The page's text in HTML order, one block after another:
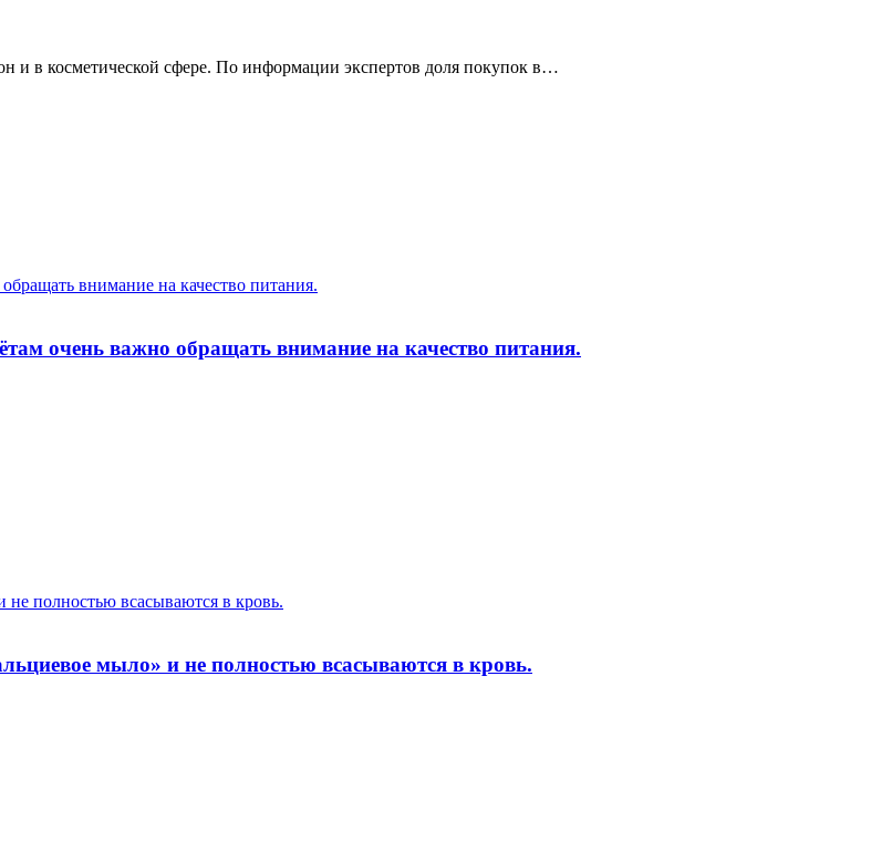
и в косметической сфере. По информации экспертов доля покупок в…
внимание на качество питания.
очень важно обращать внимание на качество питания.
полностью всасываются в кровь.
мыло» и не полностью всасываются в кровь.